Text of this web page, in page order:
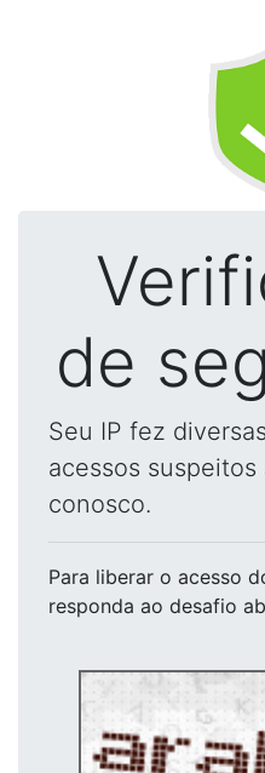
de
Seu IP fez
acessos
conosco.
Para liberar o acesso
responda ao desafio